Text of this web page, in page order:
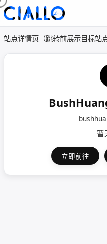
站点详情页（跳转前展示目标站
暂
立即前往